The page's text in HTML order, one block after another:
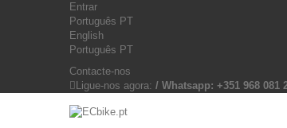
Entrar
Português PT
English
Português PT
Contacte-nos
Ligue-nos agora: / Whatsapp: +351 968 081